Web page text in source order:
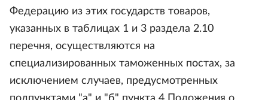
Федерацию из этих государств товаров,
указанных в таблицах 1 и 3 раздела 2.10
перечня, осуществляются на
специализированных таможенных постах, за
исключением случаев, предусмотренных